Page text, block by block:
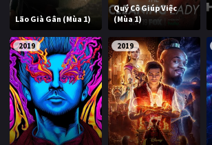
PHIM LẺ
PHIM CHIẾU RẠP
TUYỂN TẬP PHIM
BLOG
Lão Già Gân (Mùa 1)
Quý Cô Giúp Việc
(Mùa 1)
2019 2019